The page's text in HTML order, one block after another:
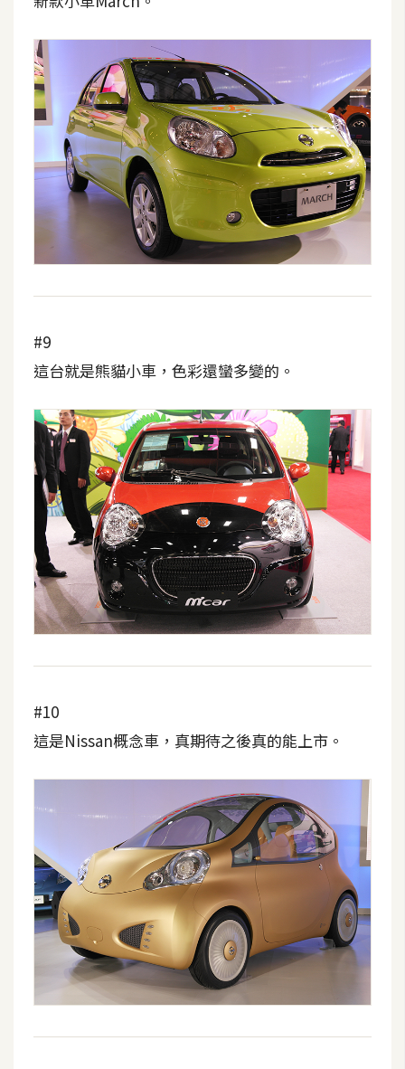
X
R
W
網
後
P
o
c
k
e
r
伺
服
器
設
源
免
費
免
費
版
A
#9
這台就是熊貓小車，色彩還蠻多變的。
#10
這是Nissan概念車，真期待之後真的能上市。